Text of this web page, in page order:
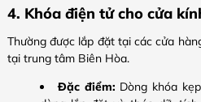
4. Khóa điện tử cho cửa
Thường được lắp đặt tại các cửa
tại trung tâm Biên Hòa.
Đặc điểm: Dòng khóa